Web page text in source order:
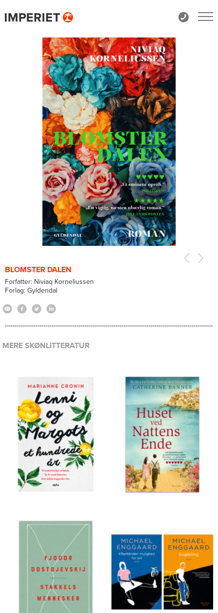
BLOMSTER DALEN
Forfatter: Niviaq Korneliussen
Forlag: Gyldendal
MERE SKØNLITTERATUR